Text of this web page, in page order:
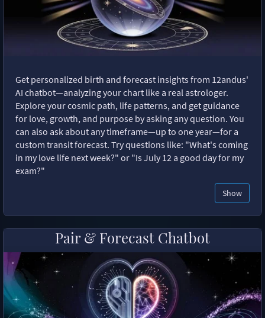
Get personalized birth and forecast insights from 12andus'
AI chatbot—analyzing your chart like a real astrologer.
Explore your cosmic path, life patterns, and get guidance
for love, growth, and purpose by asking any question. You
can also ask about any timeframe—up to one year—for a
custom transit forecast. Try questions like: "What's coming
in my love life next week?" or "Is July 12 a good day for my
exam?"
Show
Pair & Forecast Chatbot